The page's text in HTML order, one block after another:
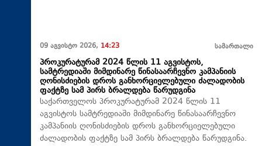
09 აგვისტო 2026, 14:23 სამართალი
პროკურატურამ 2024 წლის 11 აგვისტოს,
სამტრედიაში მიმდინარე წინასაარჩევნო კამპანიის
ღონისძიების დროს განხორციელებული ძალადობის
ფაქტზე სამ პირს ბრალდება წარუდგინა
საქართველოს პროკურატურამ 2024 წლის 11
აგვისტოს სამტრედიაში მიმდინარე წინასაარჩევნო
კამპანიის ღონისძიების დროს განხორციელებული
ძალადობის ფაქტზე სამ პირს ბრალდება წარუდგინა.